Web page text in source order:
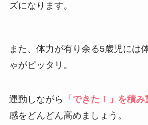
ズになります。
また、体力が有り余る5歳児には
ゃがピッタリ。
運動しながら 「できた！」を積み
感をどんどん高めましょう。